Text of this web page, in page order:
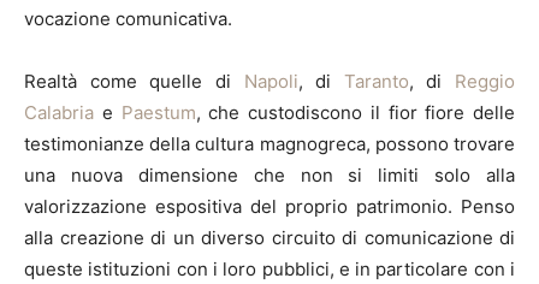
vocazione comunicativa.
Realtà come quelle di Napoli, di Taranto, di Reggio
Calabria e Paestum, che custodiscono il fior fiore delle
testimonianze della cultura magnogreca, possono trovare
una nuova dimensione che non si limiti solo alla
valorizzazione espositiva del proprio patrimonio. Penso
alla creazione di un diverso circuito di comunicazione di
queste istituzioni con i loro pubblici, e in particolare con i